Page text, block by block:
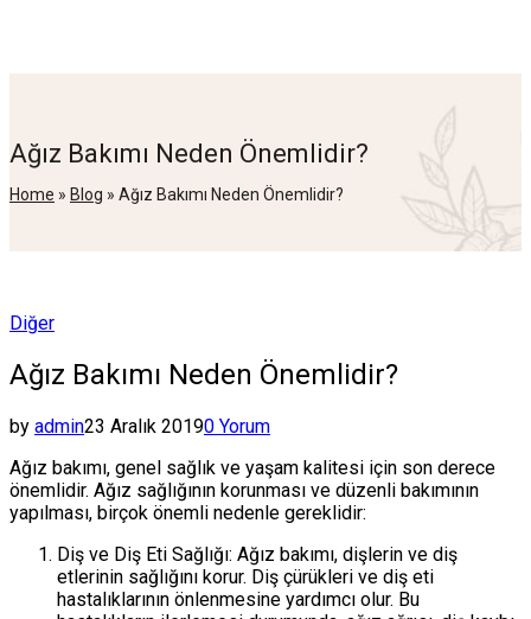
Ağız Bakımı Neden Önemlidir?
Home » Blog » Ağız Bakımı Neden Önemlidir?
Posted
Diğer
Ağız Bakımı Neden Önemlidir?
by admin23 Aralık 20190 Yorum
Ağız bakımı, genel sağlık ve yaşam kalitesi için son derece
önemlidir. Ağız sağlığının korunması ve düzenli bakımının
yapılması, birçok önemli nedenle gereklidir:
Diş ve Diş Eti Sağlığı: Ağız bakımı, dişlerin ve diş
etlerinin sağlığını korur. Diş çürükleri ve diş eti
hastalıklarının önlenmesine yardımcı olur. Bu